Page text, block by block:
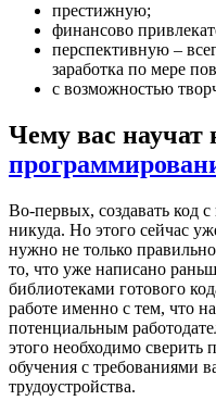
престижную;
финансово
перспективную –
заработка по мере
с возможностью
Чему вас научат
Во-первых, создавать код
никуда. Но этого сейчас
нужно не только
то, что уже написано
библиотеками готового
работе именно с тем, что
потенциальным
этого необходимо сверить
обучения с требованиями
трудоустройства.